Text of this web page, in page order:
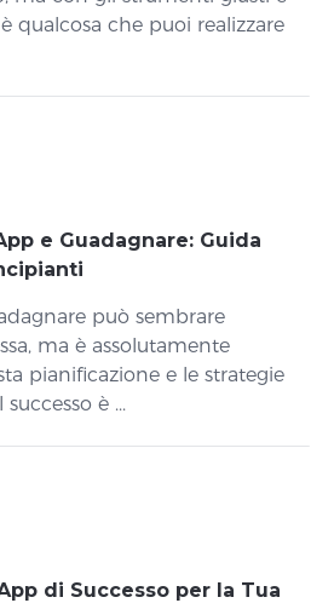
qualcosa che puoi realizzare
e Guadagnare: Guida
può sembrare
ma è assolutamente
pianificazione e le strategie
è ...
di Successo per la Tua